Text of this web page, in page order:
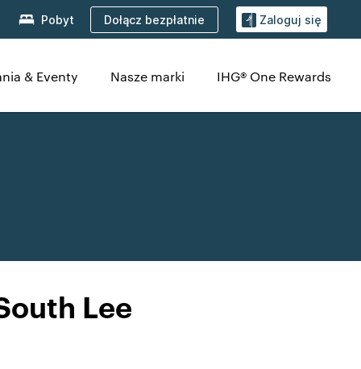
Pobyt Dołącz bezpłatnie Zaloguj się
& Eventy Nasze marki IHG® One Rewards
Lee